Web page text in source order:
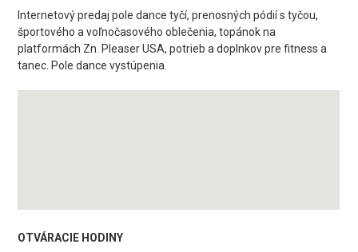
Internetový predaj pole dance tyčí, prenosných pódií s tyčou,
športového a voľnočasového oblečenia, topánok na
platformách Zn. Pleaser USA, potrieb a doplnkov pre fitness a
tanec. Pole dance vystúpenia.
OTVÁRACIE HODINY